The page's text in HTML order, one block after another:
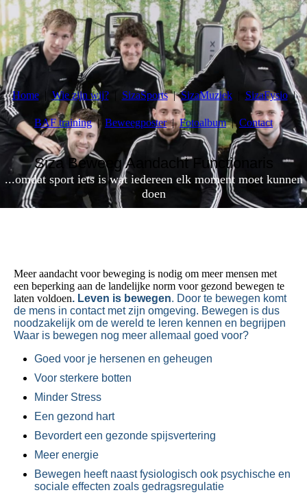
Home Wie zijn wij? SizaSports SizaMuziek SizaFysio
BAF training Beweegposter Fotoalbum Contact
Siza Beweeg Aandacht Functionaris
...omdat sport iets is wat iedereen elk moment moet kunnen
doen
Meer aandacht voor beweging is nodig om meer mensen met
een beperking aan de landelijke norm voor gezond bewegen te
laten voldoen. Leven is bewegen. Door te bewegen komt
de mens in contact met zijn omgeving. Bewegen is dus
noodzakelijk om de wereld te leren kennen en begrijpen
Waar is bewegen nog meer allemaal goed voor?
Goed voor je hersenen en geheugen
Voor sterkere botten
Minder Stress
Een gezond hart
Bevordert een gezonde spijsvertering
Meer energie
Bewegen heeft naast fysiologisch ook psychische en
sociale effecten zoals gedragsregulatie